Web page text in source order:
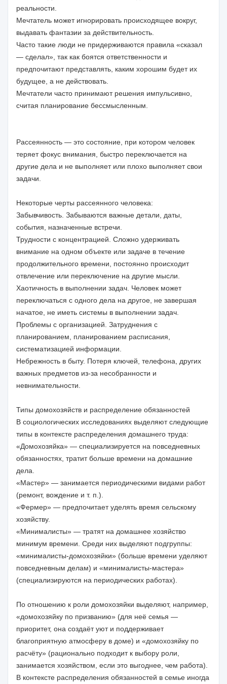
реальности.
Мечтатель может игнорировать происходящее вокруг,
выдавать фантазии за действительность.
Часто такие люди не придерживаются правила «сказал
— сделал», так как боятся ответственности и
предпочитают представлять, каким хорошим будет их
будущее, а не действовать.
Мечтатели часто принимают решения импульсивно,
считая планирование бессмысленным.
Рассеянность — это состояние, при котором человек
теряет фокус внимания, быстро переключается на
другие дела и не выполняет или плохо выполняет свои
задачи.
Некоторые черты рассеянного человека:
Забывчивость. Забываются важные детали, даты,
события, назначенные встречи.
Трудности с концентрацией. Сложно удерживать
внимание на одном объекте или задаче в течение
продолжительного времени, постоянно происходит
отвлечение или переключение на другие мысли.
Хаотичность в выполнении задач. Человек может
переключаться с одного дела на другое, не завершая
начатое, не иметь системы в выполнении задач.
Проблемы с организацией. Затруднения с
планированием, планированием расписания,
систематизацией информации.
Небрежность в быту. Потеря ключей, телефона, других
важных предметов из-за несобранности и
невнимательности.
Типы домохозяйств и распределение обязанностей
В социологических исследованиях выделяют следующие
типы в контексте распределения домашнего труда:
«Домохозяйка» — специализируется на повседневных
обязанностях, тратит больше времени на домашние
дела.
«Мастер» — занимается периодическими видами работ
(ремонт, вождение и т. п.).
«Фермер» — предпочитает уделять время сельскому
хозяйству.
«Минималисты» — тратят на домашнее хозяйство
минимум времени. Среди них выделяют подгруппы:
«минималисты-домохозяйки» (больше времени уделяют
повседневным делам) и «минималисты-мастера»
(специализируются на периодических работах).
По отношению к роли домохозяйки выделяют, например,
«домохозяйку по призванию» (для неё семья —
приоритет, она создаёт уют и поддерживает
благоприятную атмосферу в доме) и «домохозяйку по
расчёту» (рационально подходит к выбору роли,
занимается хозяйством, если это выгоднее, чем работа).
В контексте распределения обязанностей в семье иногда